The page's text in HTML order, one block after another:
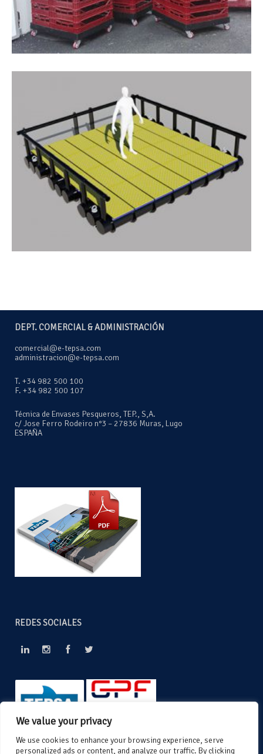
We value your privacy
We use cookies to enhance your browsing experience, serve
personalized ads or content, and analyze our traffic. By clicking
DEPT. COMERCIAL & ADMINISTRACIÓN
comercial@e-tepsa.com
administracion@e-tepsa.com
T. +34 982 500 100
F. +34 982 500 107
Técnica de Envases Pesqueros, TEP., S,A.
c/ Jose Ferro Rodeiro n°3 – 27836 Muras, Lugo
ESPAÑA
REDES SOCIALES